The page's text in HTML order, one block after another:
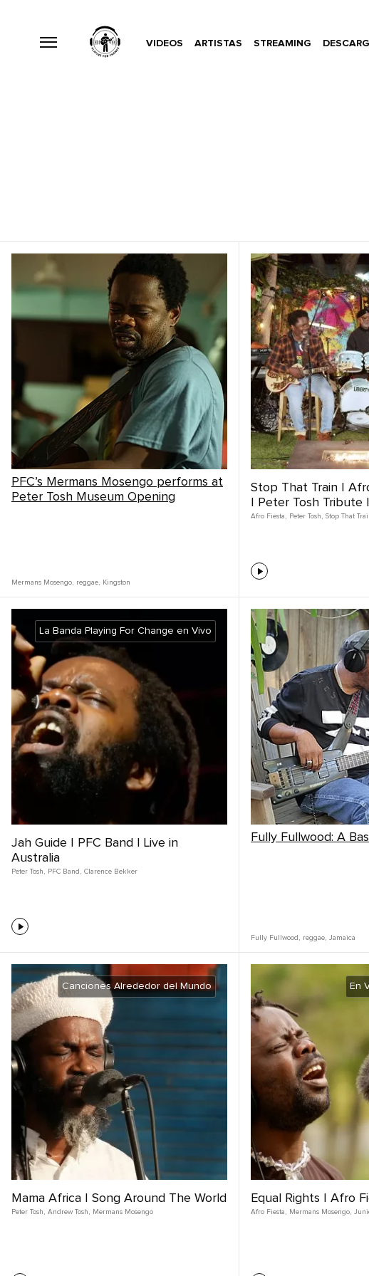
VIDEOS ARTISTAS STREAMING
PFC’s Mermans Mosengo performs at
Peter Tosh Museum Opening
Mermans Mosengo, reggae, Kingston
Stop That Train |
| Peter Tosh Tribute
Afro Fiesta , Peter Tosh , Stop That
La Banda Playing For Change en Vivo
Jah Guide | PFC Band | Live in
Australia
Peter Tosh , PFC Band , Clarence Bekker
Fully Fullwood: A
Fully Fullwood , reggae, Jamaica
Canciones Alrededor del Mundo
Mama Africa | Song Around The World
Peter Tosh , Andrew Tosh , Mermans Mosengo
En
Equal Rights | Afro
Afro Fiesta , Mermans Mosengo,